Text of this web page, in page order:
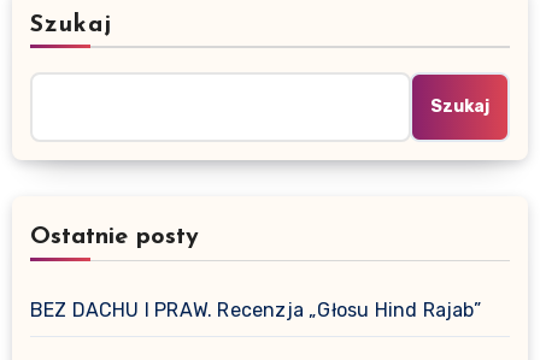
Szukaj
Szukaj
Ostatnie posty
BEZ DACHU I PRAW. Recenzja „Głosu Hind Rajab”